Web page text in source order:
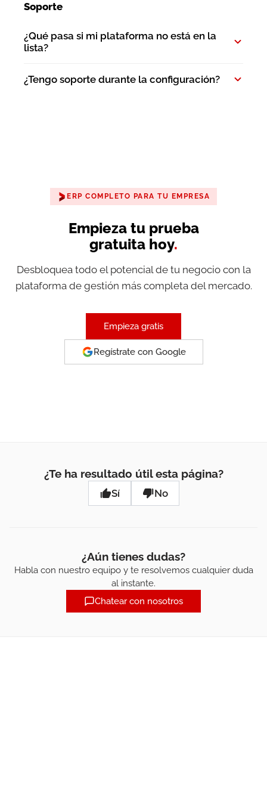
Soporte
¿Qué pasa si mi plataforma no está en la
lista?
¿Tengo soporte durante la configuración?
ERP COMPLETO PARA TU EMPRESA
Empieza tu prueba
gratuita hoy.
Desbloquea todo el potencial de tu negocio con la
plataforma de gestión más completa del mercado.
Empieza gratis
Regístrate con Google
¿Te ha resultado útil esta página?
Sí No
¿Aún tienes dudas?
Habla con nuestro equipo y te resolvemos cualquier duda
al instante.
Chatear con nosotros